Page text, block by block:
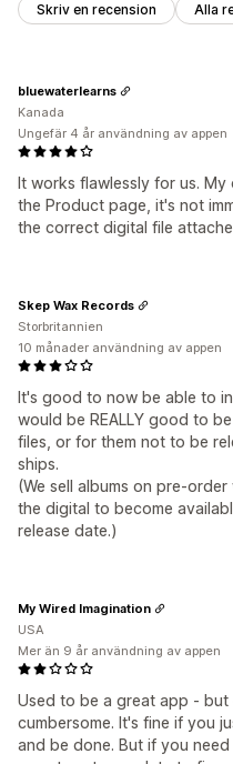
Skriv en recension Alla
It works flawlessly for us.
the Product page, it's not
the correct digital file
bluewaterlearns
Kanada
Ungefär 4 år användning av appen
It's good to now be able to
would be REALLY good to
files, or for them not to be
ships.
(We sell albums on pre-
the digital to become
release date.)
Skep Wax Records
Storbritannien
10 månader användning av appen
Used to be a great app -
cumbersome. It's fine if you
and be done. But if you
My Wired Imagination
USA
Mer än 9 år användning av appen